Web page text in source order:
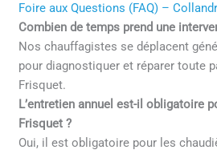
Foire aux Questions (FAQ) –
Combien de temps prend une
Nos chauffagistes se déplacent
pour diagnostiquer et réparer toute
Frisquet.
L’entretien annuel est-il obligatoire
Frisquet ?
Oui, il est obligatoire pour les